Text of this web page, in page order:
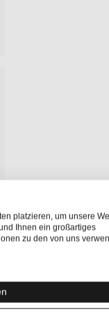
SUPER
ist ein
dem eleganten
platzieren, um unsere
Ihnen ein großartiges
zu den von uns